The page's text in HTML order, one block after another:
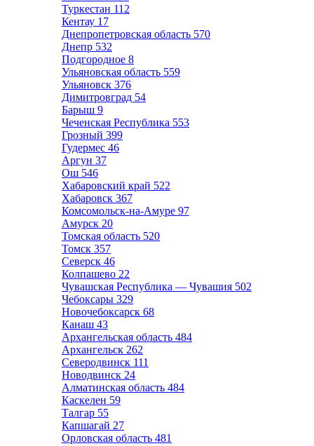
Туркестан 112
Кентау 17
Днепропетровская область 570
Днепр 532
Подгородное 8
Ульяновская область 559
Ульяновск 376
Димитровград 54
Барыш 9
Чеченская Республика 553
Грозный 399
Гудермес 46
Аргун 37
Ош 546
Хабаровский край 522
Хабаровск 367
Комсомольск-на-Амуре 97
Амурск 20
Томская область 520
Томск 357
Северск 46
Колпашево 22
Чувашская Республика — Чувашия 502
Чебоксары 329
Новочебоксарск 68
Канаш 43
Архангельская область 484
Архангельск 262
Северодвинск 111
Новодвинск 24
Алматинская область 484
Каскелен 59
Талгар 55
Капшагай 27
Орловская область 481